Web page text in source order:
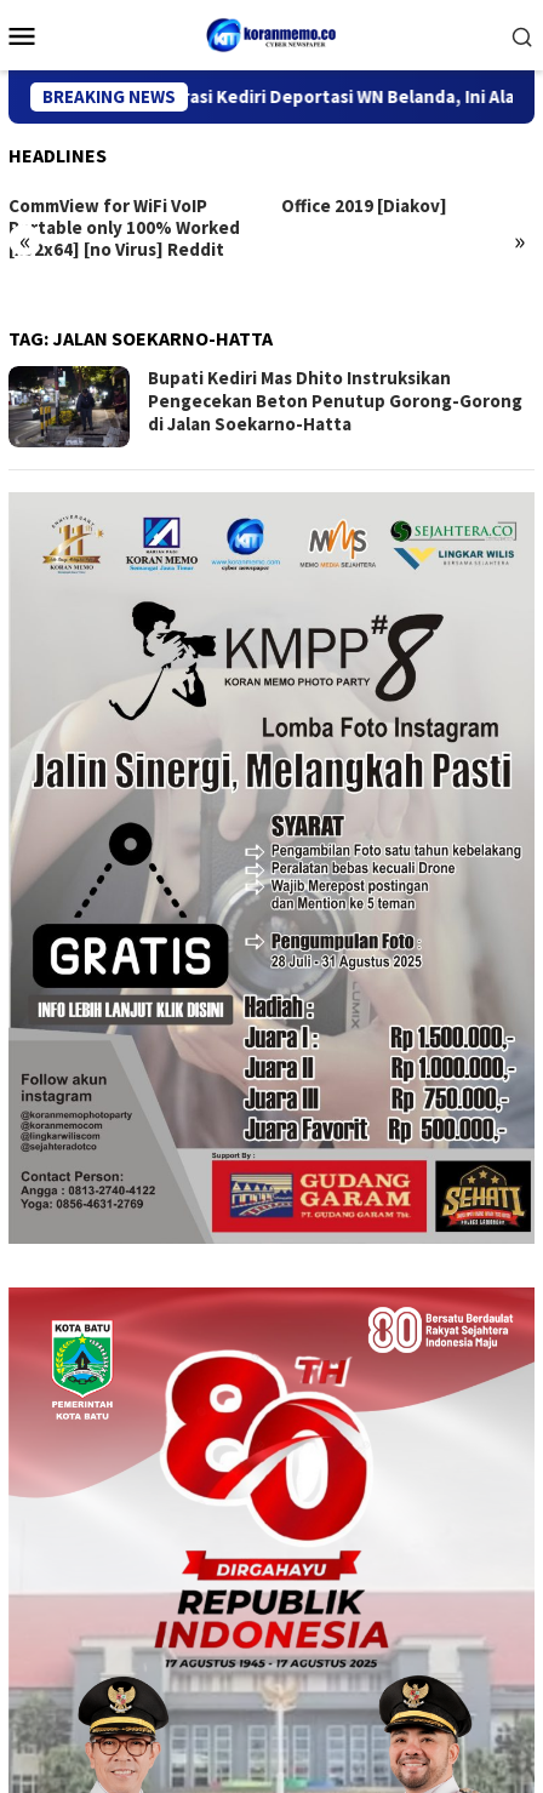
to
Menu
BREAKING NEWS
Kantor Imigrasi Kediri Deportasi WN Belanda, Ini Alasannya
HEADLINES
« »
CommView for WiFi VoIP
Portable only 100% Worked
[x32x64] [no Virus] Reddit
Office 2019 [Diakov]
TAG:JALAN SOEKARNO-HATTA
Bupati Kediri Mas Dhito Instruksikan
Pengecekan Beton Penutup Gorong-Gorong
di Jalan Soekarno-Hatta